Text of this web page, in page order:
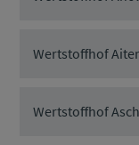
Wertstoffhof
Wertstoffhof